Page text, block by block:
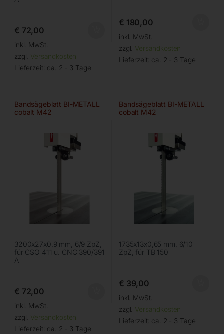
€ 72,00
inkl. MwSt.
zzgl. Versandkosten
Lieferzeit: ca. 2 - 3 Tage
€ 180,00
inkl. MwSt.
zzgl. Versandkosten
Lieferzeit: ca. 2 - 3 Tage
Bandsägeblatt BI-METALL
cobalt M42
3200x27x0,9 mm, 6/9 ZpZ,
für CSO 411 u. CNC 390/391
A
€ 72,00
inkl. MwSt.
zzgl. Versandkosten
Lieferzeit: ca. 2 - 3 Tage
Bandsägeblatt BI-METALL
cobalt M42
1735x13x0,65 mm, 6/10
ZpZ, für TB 150
€ 39,00
inkl. MwSt.
zzgl. Versandkosten
Lieferzeit: ca. 2 - 3 Tage